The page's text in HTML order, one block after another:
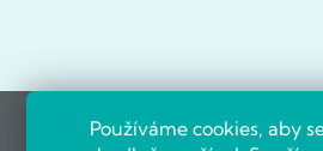
Používáme cookies, aby